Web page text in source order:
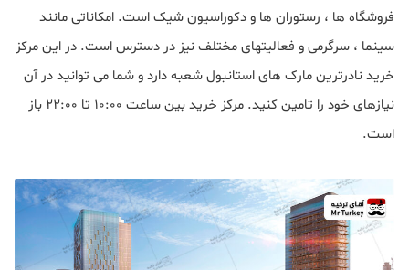
فروشگاه ها ، رستوران ها و دکوراسیون شیک است. امکاناتی مانند
سینما ، سرگرمی و فعالیتهای مختلف نیز در دسترس است. در این مرکز
خرید نادرترین مارک های استانبول شعبه دارد و شما می توانید در آن
نیازهای خود را تامین کنید. مرکز خرید بین ساعت ۱۰:۰۰ تا ۲۲:۰۰ باز
است.